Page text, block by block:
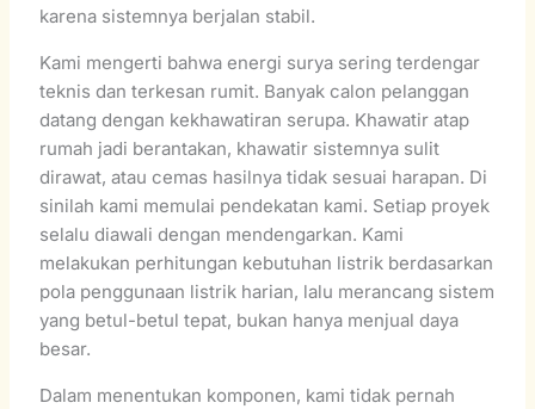
karena sistemnya berjalan stabil.
Kami mengerti bahwa energi surya sering terdengar
teknis dan terkesan rumit. Banyak calon pelanggan
datang dengan kekhawatiran serupa. Khawatir atap
rumah jadi berantakan, khawatir sistemnya sulit
dirawat, atau cemas hasilnya tidak sesuai harapan. Di
sinilah kami memulai pendekatan kami. Setiap proyek
selalu diawali dengan mendengarkan. Kami
melakukan perhitungan kebutuhan listrik berdasarkan
pola penggunaan listrik harian, lalu merancang sistem
yang betul-betul tepat, bukan hanya menjual daya
besar.
Dalam menentukan komponen, kami tidak pernah